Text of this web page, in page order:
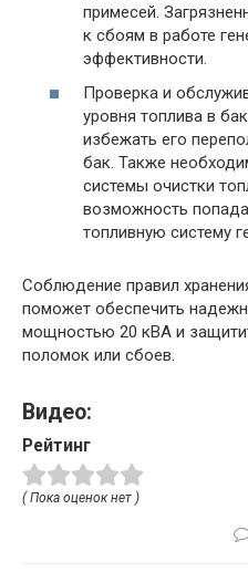
примесей.
к сбоям в работе
эффективности.
Проверка и
уровня топлива в
избежать его
бак. Также
системы очистки
возможность
топливную систему
Соблюдение правил
поможет обеспечить
мощностью 20 кВА и
поломок или сбоев.
Видео:
Рейтинг
( Пока оценок нет )